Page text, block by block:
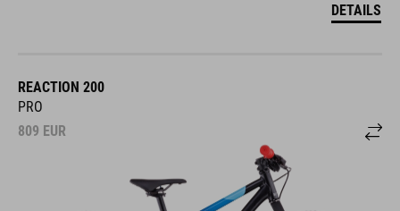
DETAILS
REACTION 200
PRO
809 EUR